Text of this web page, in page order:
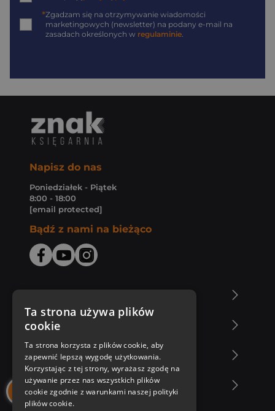
*Zgadzam się na otrzymywanie wiadomości
marketingowych (newsletter) na podany e-mail na
zasadach określonych w regulaminie
Napisz do nas
Poniedziałek - Piątek
8:00 - 18:00
[email protected]
Bądź z nami na bieżąco
Zakupy u nas
Nasza oferta
Nasi autorzy
Ta strona używa plików
cookie
Ta strona korzysta z plików cookie, aby
zapewnić lepszą wygodę użytkowania.
Korzystając z tej strony, wyrażasz zgodę na
używanie przez nas wszystkich plików
cookie zgodnie z warunkami naszej polityki
plików cookie.